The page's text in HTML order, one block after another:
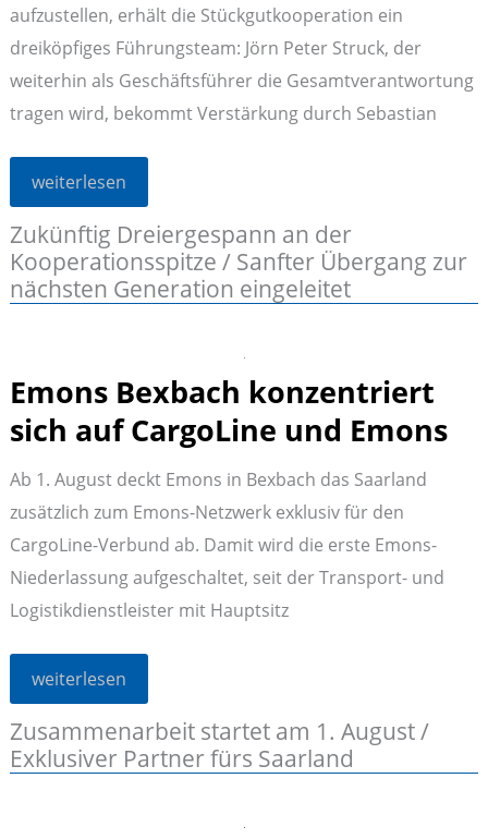
aufzustellen, erhält die Stückgutkooperation ein
dreiköpfiges Führungsteam: Jörn Peter Struck, der
weiterhin als Geschäftsführer die Gesamtverantwortung
tragen wird, bekommt Verstärkung durch Sebastian
CargoLine
die
Führungsebene
um
Jörn
Peter
Struck
weiterlesen
Zukünftig Dreiergespann an der
Kooperationsspitze / Sanfter Übergang zur
nächsten Generation eingeleitet
Emons Bexbach konzentriert
sich auf CargoLine und Emons
Ab 1. August deckt Emons in Bexbach das Saarland
zusätzlich zum Emons-Netzwerk exklusiv für den
CargoLine-Verbund ab. Damit wird die erste Emons-
Niederlassung aufgeschaltet, seit der Transport- und
Logistikdienstleister mit Hauptsitz
Emons
konzentriert
sich
auf
CargoLine
und
weiterlesen
Zusammenarbeit startet am 1. August /
Exklusiver Partner fürs Saarland